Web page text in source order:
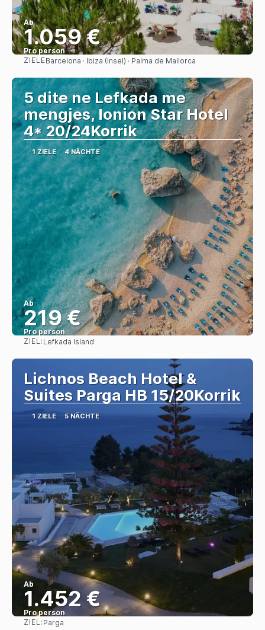
Ab
1.059 €
Pro person
Sehen
ZIELEBarcelona · Ibiza (Insel) · Palma de Mallorca
5 dite ne Lefkada me
mengjes, Ionion Star Hotel
4* 20/24Korrik
1 ZIELE 4 NÄCHTE
Ab
219 €
Pro person
ZIEL: Lefkada Island
Lichnos Beach Hotel &
Suites Parga HB 15/20Korrik
1 ZIELE 5 NÄCHTE
Ab
1.452 €
Pro person
ZIEL: Parga